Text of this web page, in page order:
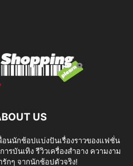
US
นนักช้อปแบ่งปันเรื่องราวของแฟชั่น
รบันเทิง รีวิวเครื่องสำอาง ความงาม
รักๆ จากนักช้อปตัวจริง!